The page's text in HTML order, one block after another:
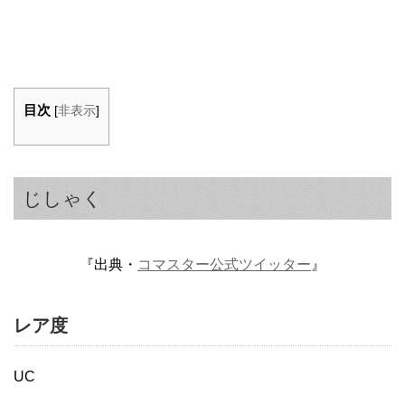
目次 [非表示]
じしゃく
『出典・ コマスター公式ツイッター 』
レア度
UC